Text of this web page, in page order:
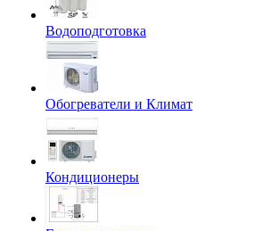
Водоподготовка
Обогреватели и Климат
Кондиционеры